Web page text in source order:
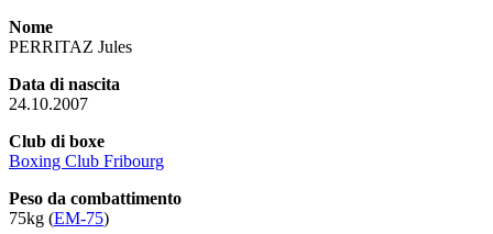
Nome
PERRITAZ Jules
Data di nascita
24.10.2007
Club di boxe
Boxing Club Fribourg
Peso da combattimento
75kg (EM-75)